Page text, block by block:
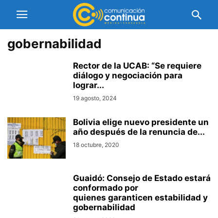
gobernabilidad
Rector de la UCAB: “Se requiere
diálogo y negociación para
lograr...
19 agosto, 2024
Bolivia elige nuevo presidente un
año después de la renuncia de...
18 octubre, 2020
Guaidó: Consejo de Estado estará
conformado por
quienes garanticen estabilidad y
gobernabilidad